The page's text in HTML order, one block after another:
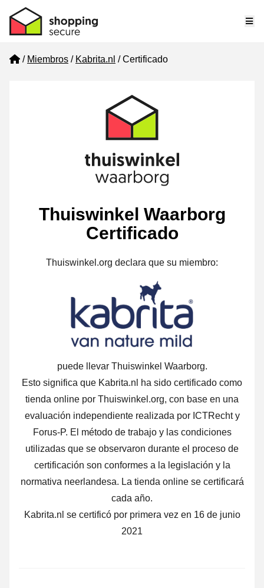
Home
Miembros Kabrita.nl Certificado
Thuiswinkel Waarborg
Certificado
Thuiswinkel.org declara que su miembro:
puede llevar Thuiswinkel Waarborg.
Esto significa que Kabrita.nl ha sido certificado como
tienda online por Thuiswinkel.org, con base en una
evaluación independiente realizada por ICTRecht y
Forus-P. El método de trabajo y las condiciones
utilizadas que se observaron durante el proceso de
certificación son conformes a la legislación y la
normativa neerlandesa. La tienda online se certificará
cada año.
Kabrita.nl se certificó por primera vez en 16 de junio
2021